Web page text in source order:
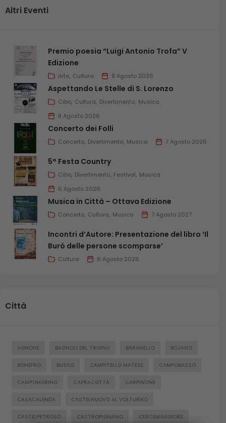
Altri Eventi
Premio poesia “Luigi Antonio Trofa” V
Edizione
Arte Cultura 9 Agosto 2026
Aspettando Le Stelle di S. Lorenzo
Cibo Cultura Divertimento Musica
8 Agosto 2026
Concerto dei Folli
Concerto Divertimento Musica 7 Agosto 2026
5° Festa Country
Cibo Divertimento Festival Musica
6 Agosto 2026
Musica in Città – Ottava Edizione
Concerto Cultura Musica 7 Agosto 2027
Incontri d’Autore: Presentazione del libro ‘Il
Buró delle persone scomparse’
Cultura 6 Agosto 2026
Città
AGNONE BAGNOLI DEL TRIGNO BARANELLO BOJANO
BONEFRO BUSSO CAMPITELLO MATESE CAMPOBASSO
CAMPOMARINO CAPRACOTTA CARPINONE
CASACALENDA CASTELNUOVO AL VOLTURNO
CASTELPETROSO CASTROPIGNANO CERCEMAGGIORE